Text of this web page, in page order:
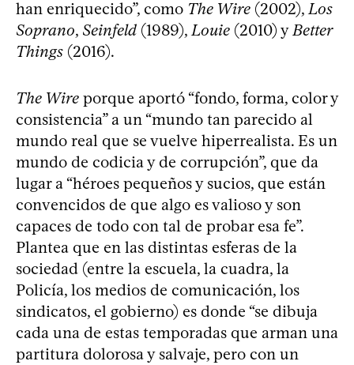
han enriquecido”, como The Wire (2002),Los
Soprano, Seinfeld (1989),Louie (2010) yBetter
Things (2016).
The Wire porque aportó “fondo, forma, color y
consistencia” a un “mundo tan parecido al
mundo real que se vuelve hiperrealista. Es un
mundo de codicia y de corrupción”, que da
lugar a “héroes pequeños y sucios, que están
convencidos de que algo es valioso y son
capaces de todo con tal de probar esa fe”.
Plantea que en las distintas esferas de la
sociedad (entre la escuela, la cuadra, la
Policía, los medios de comunicación, los
sindicatos, el gobierno) es donde “se dibuja
cada una de estas temporadas que arman una
partitura dolorosa y salvaje, pero con un